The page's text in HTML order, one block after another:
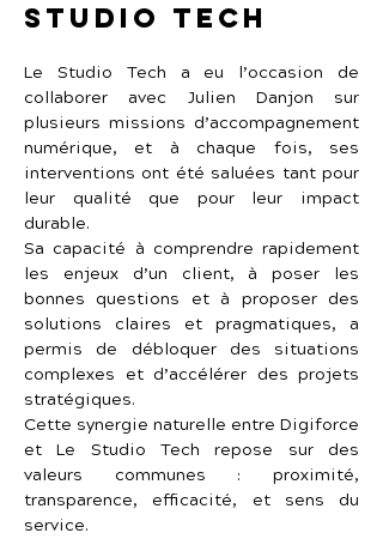
Studio Tech
Le Studio Tech a eu l’occasion de
collaborer avec Julien Danjon sur
plusieurs missions d’accompagnement
numérique, et à chaque fois, ses
interventions ont été saluées tant pour
leur qualité que pour leur impact
durable.
Sa capacité à comprendre rapidement
les enjeux d’un client, à poser les
bonnes questions et à proposer des
solutions claires et pragmatiques, a
permis de débloquer des situations
complexes et d’accélérer des projets
stratégiques.
Cette synergie naturelle entre Digiforce
et Le Studio Tech repose sur des
valeurs communes : proximité,
transparence, efficacité, et sens du
service.